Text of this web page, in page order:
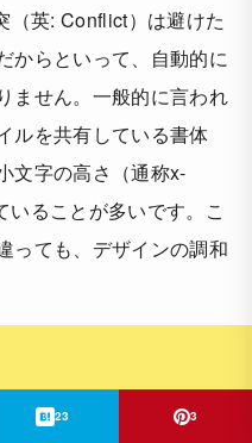
（英: Conflict）は避けた
からといって、自動的に
ません。一般的に言われ
ルを共有している書体
文字の高さ（通称x-
ることが多いです。こ
っても、デザインの調和
23 3